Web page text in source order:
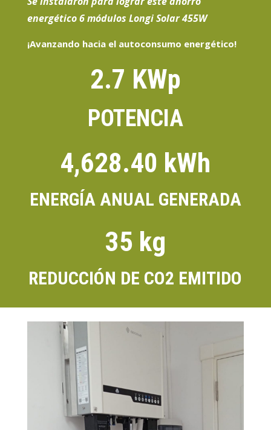
energético 6 módulos Longi Solar 455W
¡Avanzando hacia el autoconsumo energético!
2.7 KWp
POTENCIA
4,628.40 kWh
ENERGÍA ANUAL GENERADA
35 kg
REDUCCIÓN DE CO2 EMITIDO